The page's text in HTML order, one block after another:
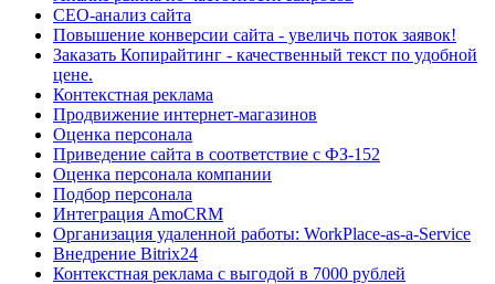
СЕО-анализ сайта
Повышение конверсии сайта - увеличь поток заявок!
Заказать Копирайтинг - качественный текст по удобной
цене.
Контекстная реклама
Продвижение интернет-магазинов
Оценка персонала
Приведение сайта в соответствие с ФЗ-152
Оценка персонала компании
Подбор персонала
Интеграция AmoCRM
Организация удаленной работы: WorkPlace-as-a-Service
Внедрение Bitrix24
Контекстная реклама с выгодой в 7000 рублей